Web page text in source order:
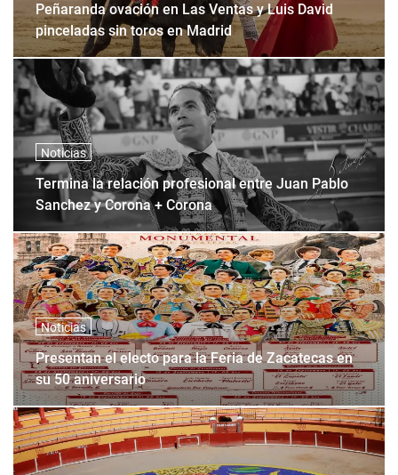
Peñaranda ovación en Las Ventas y Luis David
pinceladas sin toros en Madrid
Noticias
Termina la relación profesional entre Juan Pablo
Sanchez y Corona + Corona
Noticias
Presentan el electo para la Feria de Zacatecas en
su 50 aniversario